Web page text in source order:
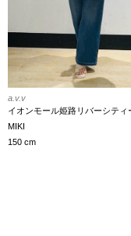
a.v.v
イオンモール姫路リバーシティ
MIKI
150 cm